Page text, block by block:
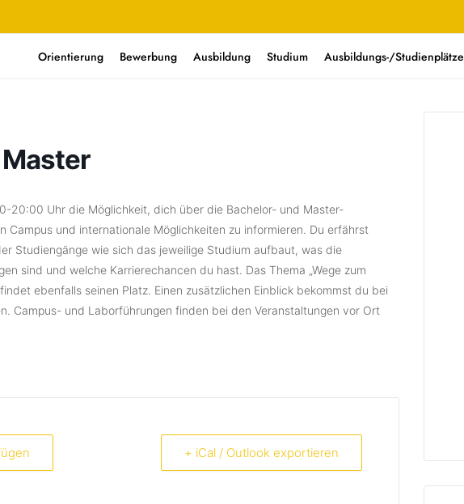
Orientierung Bewerbung Ausbildung Studium Ausbildungs-/Studienplätze
20:00 Uhr die Möglichkeit, dich über die Bachelor- und Master-
Campus und internationale Möglichkeiten zu informieren. Du erfährst
Studiengänge wie sich das jeweilige Studium aufbaut, was die
sind und welche Karrierechancen du hast. Das Thema „Wege zum
ebenfalls seinen Platz. Einen zusätzlichen Einblick bekommst du bei
Campus- und Laborführungen finden bei den Veranstaltungen vor Ort
+ iCal / Outlook exportieren